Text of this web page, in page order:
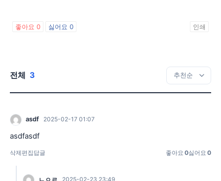
좋아요 0 싫어요 0 인쇄
전체 3
asdf 2025-02-17 01:07
asdfasdf
삭제편집 답글 좋아요 0싫어요 0
ㄴㅇㄹ 2025-02-23 23:49